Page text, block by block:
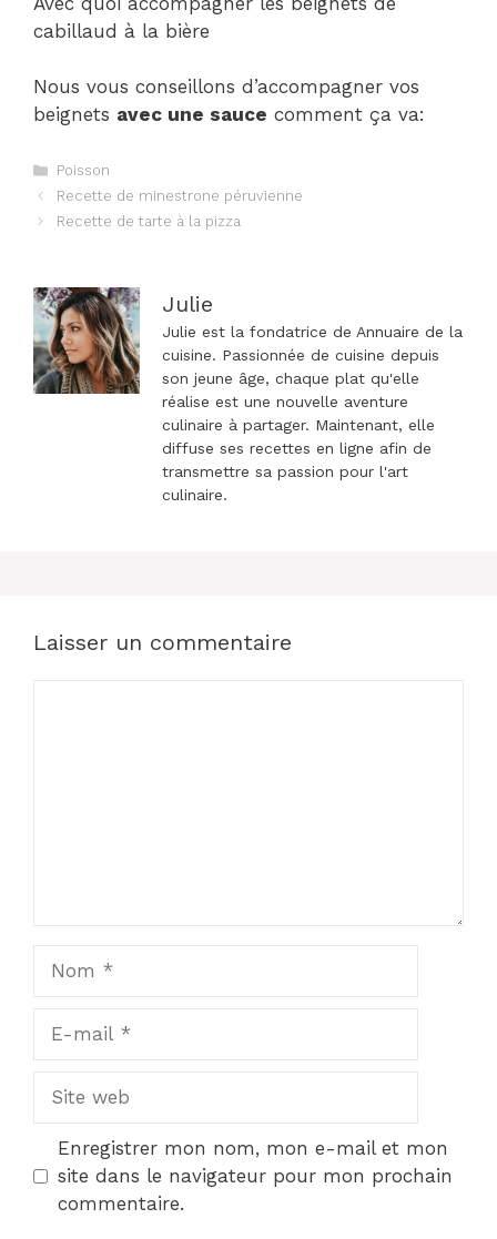
cabillaud à la bière
Nous vous conseillons d’accompagner vos
beignets avec une sauce comment ça va:
Catégories
Poisson
Navigation
des
Recette de minestrone péruvienne
Recette de tarte à la pizza
Julie
Julie est la fondatrice de Annuaire de la
cuisine. Passionnée de cuisine depuis
son jeune âge, chaque plat qu'elle
réalise est une nouvelle aventure
culinaire à partager. Maintenant, elle
diffuse ses recettes en ligne afin de
transmettre sa passion pour l'art
culinaire.
Laisser un commentaire
Site
Enregistrer mon nom, mon e-mail et mon
site dans le navigateur pour mon prochain
commentaire.